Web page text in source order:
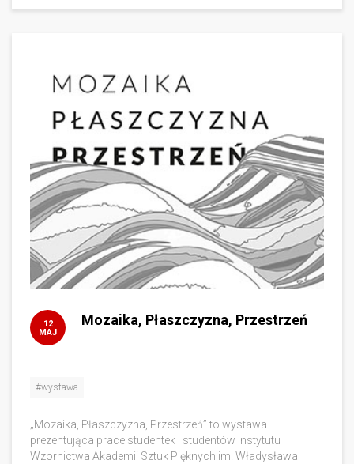
Mozaika, Płaszczyzna, Przestrzeń
12
MAJ
#wystawa
„Mozaika, Płaszczyzna, Przestrzeń” to wystawa
prezentująca prace studentek i studentów Instytutu
Wzornictwa Akademii Sztuk Pięknych im. Władysława